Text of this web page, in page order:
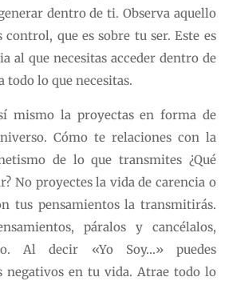
dentro de ti. Observa aquello
que es sobre tu ser. Este es
al que necesitas acceder dentro de
todo lo que necesitas.
mismo la proyectas en forma de
Cómo te relaciones con la
de lo que transmites ¿Qué
No proyectes la vida de carencia o
tus pensamientos la transmitirás.
páralos y cancélalos,
Al decir «Yo Soy…» puedes
negativos en tu vida. Atrae todo lo